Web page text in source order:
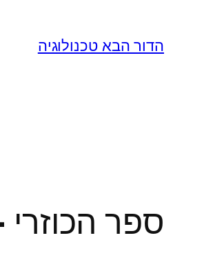
הדור הבא טכנולוגיה
ספר